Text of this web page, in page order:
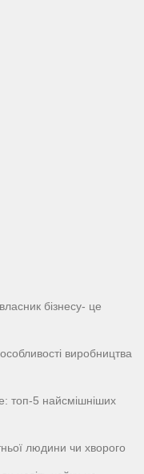
бізнесу- це
виробництва
топ-5 найсмішніших
людини чи хворого